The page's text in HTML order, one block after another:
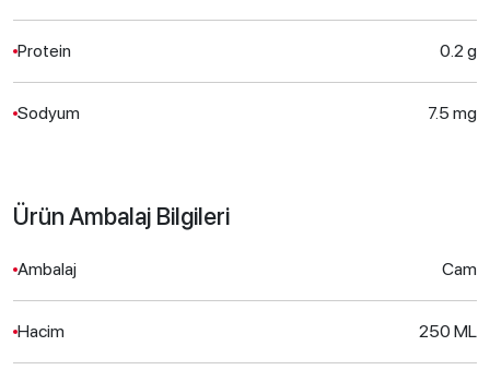
Protein 0.2 g
Sodyum 7.5 mg
Ürün Ambalaj Bilgileri
Ambalaj Cam
Hacim 250 ML